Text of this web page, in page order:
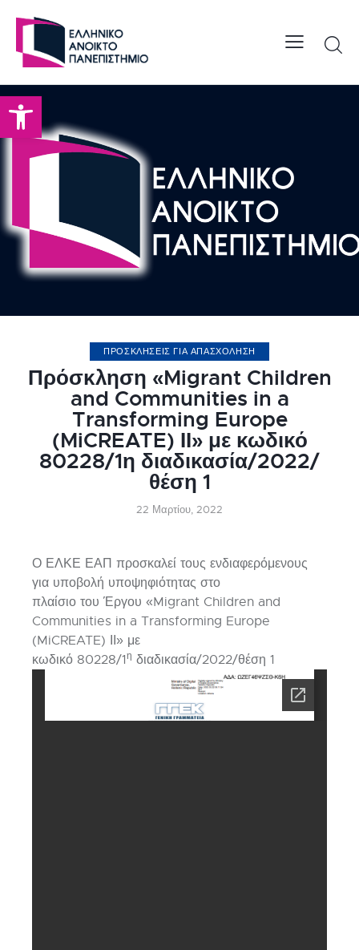
Open toolbar
ΠΡΟΣΚΛΗΣΕΙΣ ΓΙΑ ΑΠΑΣΧΟΛΗΣΗ
Πρόσκληση «Migrant Children
and Communities in a
Transforming Europe
(MiCREATE) ΙΙ» με κωδικό
80228/1η διαδικασία/2022/
θέση 1
22 Μαρτίου, 2022
Ο ΕΛΚΕ ΕΑΠ προσκαλεί τους ενδιαφερόμενους
για υποβολή υποψηφιότητας στο
πλαίσιο του Έργου «Migrant Children and
Communities in a Transforming Europe
(MiCREATE) ΙΙ» με
κωδικό 80228/1η διαδικασία/2022/θέση 1